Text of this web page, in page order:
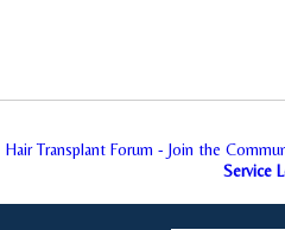
Hair Transplant Forum - Join the
Service